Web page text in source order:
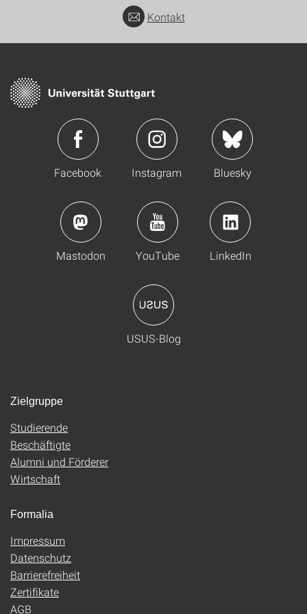
Kontakt
Facebook Instagram Bluesky
Mastodon YouTube LinkedIn
USUS-Blog
Zielgruppe
Studierende
Beschäftigte
Alumni und Förderer
Wirtschaft
Formalia
Impressum
Datenschutz
Barrierefreiheit
Zertifikate
AGB